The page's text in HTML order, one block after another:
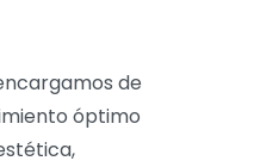
de
óptimo